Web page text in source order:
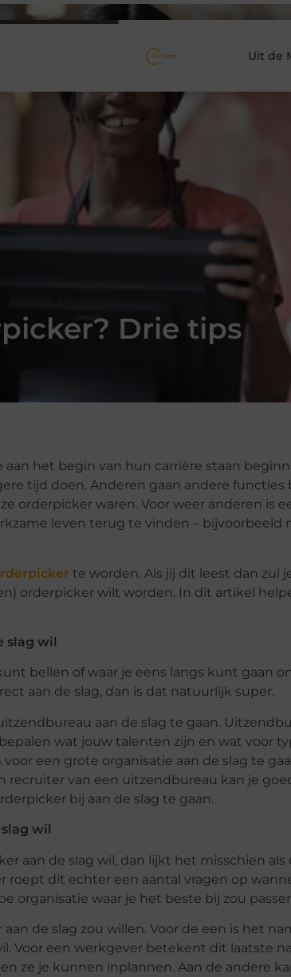
Uit de
Drie tips
aan het begin van hun carrière staan
tijd doen. Anderen gaan andere functies
orderpicker waren. Voor weer anderen is
leven terug te vinden – bijvoorbeeld
te worden. Als jij dit leest dan zul
orderpicker wilt worden. In dit artikel
slag wil
bellen of waar je eens langs kunt gaan
aan de slag, dan is dat natuurlijk super.
aan de slag te gaan.
wat jouw talenten zijn en wat voor
een grote organisatie aan de slag te
van een uitzendbureau kan je
bij aan de slag te gaan.
wil
aan de slag wil, dan lijkt het misschien als
dit echter een aantal vragen op
organisatie waar je het beste bij zou
de slag zou willen. Voor de een is het
Voor een werkgever betekent dit laatste
ze je kunnen inplannen. Aan de andere